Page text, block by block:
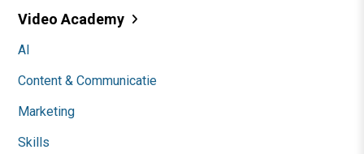
Video Academy
AI
Content & Communicatie
Marketing
Skills